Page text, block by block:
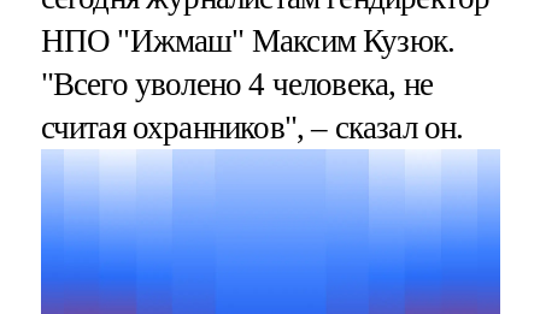
НПО "Ижмаш" Максим Кузюк.
"Всего уволено 4 человека, не
считая охранников", – сказал он.